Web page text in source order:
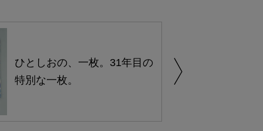
ひとしおの、一枚。31年目の
特別な一枚。